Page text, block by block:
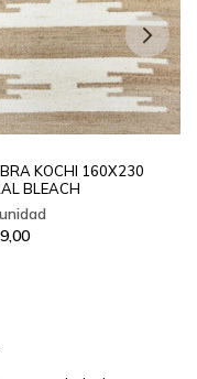
KOCHI 160X230
BLEACH